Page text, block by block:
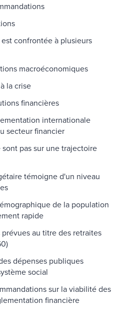
confrontée à plusieurs
macroéconomiques
la crise
financières
internationale
secteur financier
pas sur une trajectoire
témoigne d'un niveau
de la population
rapide
au titre des retraites
dépenses publiques
social
sur la viabilité des
financière